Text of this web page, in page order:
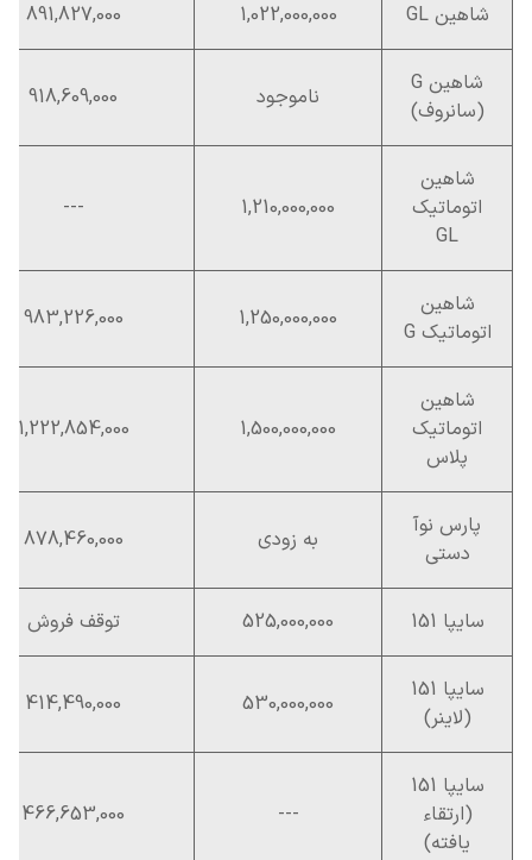
شاهین GL 1,022,000,000
891,827,000
شاهین G
(سانروف)
ناموجود 918,609,000
شاهین
اتوماتیک
GL
1,210,000,000
---
شاهین
اتوماتیک G
1,250,000,000
983,226,000
شاهین
اتوماتیک
پلاس
1,500,000,000
1,222,854,000
پارس نوآ
دستی
به زودی 878,460,000
سایپا 151 525,000,000 توقف فروش
سایپا 151
(لاینر)
530,000,000
414,490,000
سایپا 151
(ارتقاء
یافته)
---
466,653,000